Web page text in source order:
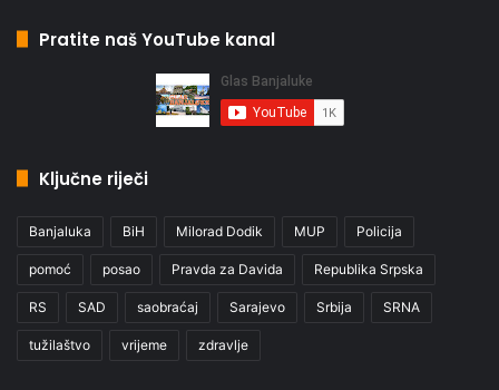
Pratite naš YouTube kanal
Ključne riječi
Banjaluka BiH Milorad Dodik MUP Policija
pomoć posao Pravda za Davida Republika Srpska
RS SAD saobraćaj Sarajevo Srbija SRNA
tužilaštvo vrijeme zdravlje